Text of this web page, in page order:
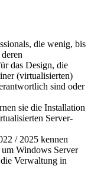
die wenig, bis
das Design, die
(virtualisierten)
sind oder
sie die Installation
Server-
/ 2025 kennen
Windows Server
Verwaltung in